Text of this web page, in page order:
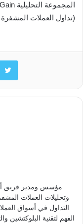
المجموعة التحليلية StormGain
(تداول العملات المشفرة
مؤسس ومدير فريق
وتحليلات العملات
التداول في أسواق
الفهم لتقنية البلوكتشين